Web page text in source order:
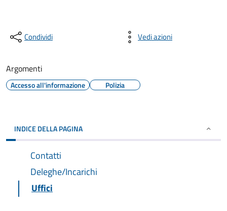
Condividi Vedi azioni
Argomenti
Accesso all'informazione Polizia
INDICE DELLA PAGINA
Contatti
Deleghe/Incarichi
Uffici